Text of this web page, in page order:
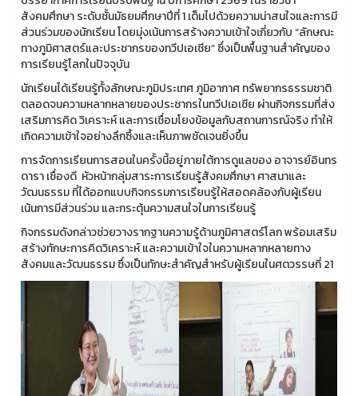
สังคมศึกษา ระดับชั้นมัธยมศึกษาปีที่ 1 เต็มไปด้วยความน่าสนใจและการมี
ส่วนร่วมของนักเรียน โดยมุ่งเน้นการสร้างความเข้าใจเกี่ยวกับ “ลักษณะ
ทางภูมิศาสตร์และประชากรของทวีปเอเชีย” ซึ่งเป็นพื้นฐานสำคัญของ
การเรียนรู้โลกในปัจจุบัน
นักเรียนได้เรียนรู้ทั้งลักษณะภูมิประเทศ ภูมิอากาศ ทรัพยากรธรรมชาติ
ตลอดจนความหลากหลายของประชากรในทวีปเอเชีย ผ่านกิจกรรมที่ส่ง
เสริมการคิด วิเคราะห์ และการเชื่อมโยงข้อมูลกับสถานการณ์จริง ทำให้
เกิดความเข้าใจอย่างลึกซึ้งและเห็นภาพชัดเจนยิ่งขึ้น
การจัดการเรียนการสอนในครั้งนี้อยู่ภายใต้การดูแลของ อาจารย์อินทร
ดารา เชื่องดี หัวหน้ากลุ่มสาระการเรียนรู้สังคมศึกษา ศาสนาและ
วัฒนธรรม ที่ได้ออกแบบกิจกรรมการเรียนรู้ให้สอดคล้องกับผู้เรียน
เน้นการมีส่วนร่วม และกระตุ้นความสนใจในการเรียนรู้
กิจกรรมดังกล่าวช่วยวางรากฐานความรู้ด้านภูมิศาสตร์โลก พร้อมเสริม
สร้างทักษะการคิดวิเคราะห์ และความเข้าใจในความหลากหลายทาง
สังคมและวัฒนธรรม ซึ่งเป็นทักษะสำคัญสำหรับผู้เรียนในศตวรรษที่ 21